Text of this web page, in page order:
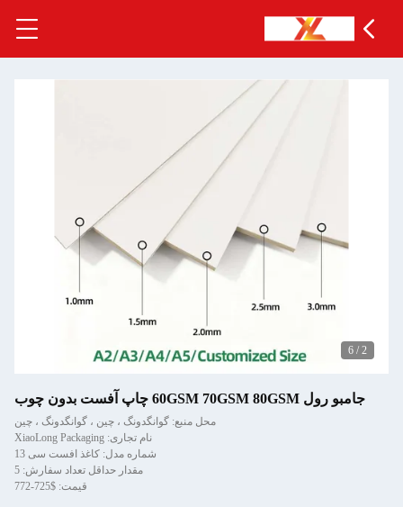
2
/
6
جامبو رول 60GSM 70GSM 80GSM چاپ آفست بدون چوب
محل منبع: گوانگدونگ ، چین ، گوانگدونگ ، چین
نام تجاری: XiaoLong Packaging
شماره مدل: کاغذ افست سی 13
مقدار حداقل تعداد سفارش: 5
قیمت: $725-772